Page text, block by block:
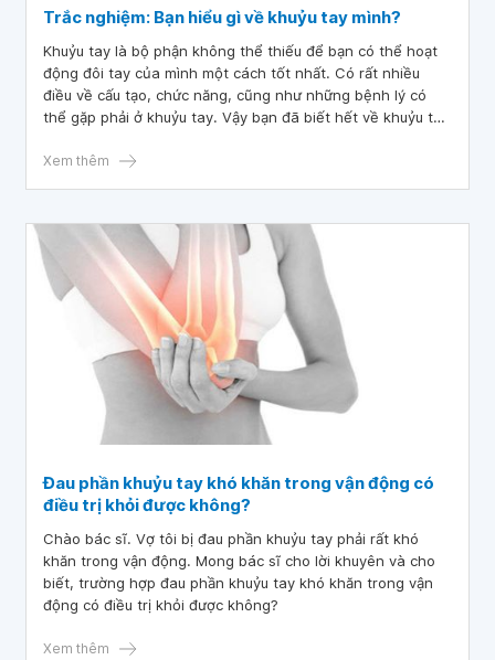
Trắc nghiệm: Bạn hiểu gì về khuỷu tay mình?
Khuỷu tay là bộ phận không thể thiếu để bạn có thể hoạt
động đôi tay của mình một cách tốt nhất. Có rất nhiều
điều về cấu tạo, chức năng, cũng như những bệnh lý có
thể gặp phải ở khuỷu tay. Vậy bạn đã biết hết về khuỷu tay
thông qua bài trắc nghiệm dưới đây.
Xem thêm
Đau phần khuỷu tay khó khăn trong vận động có
điều trị khỏi được không?
Chào bác sĩ. Vợ tôi bị đau phần khuỷu tay phải rất khó
khăn trong vận động. Mong bác sĩ cho lời khuyên và cho
biết, trường hợp đau phần khuỷu tay khó khăn trong vận
động có điều trị khỏi được không?
Xem thêm